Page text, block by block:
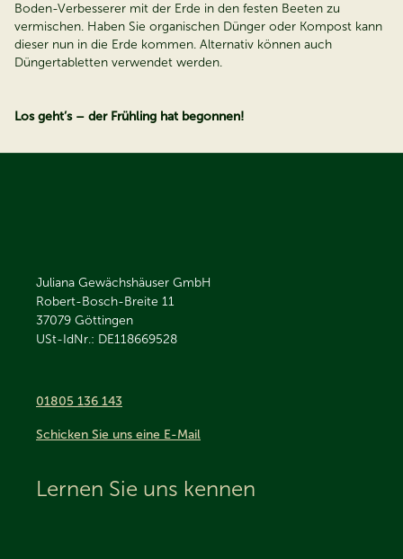
Boden-Verbesserer mit der Erde in den festen Beeten zu
vermischen. Haben Sie organischen Dünger oder Kompost kann
dieser nun in die Erde kommen. Alternativ können auch
Düngertabletten verwendet werden.
Los geht’s – der Frühling hat begonnen!
Juliana Gewächshäuser GmbH
Robert-Bosch-Breite 11
37079 Göttingen
USt-IdNr.: DE118669528
01805 136 143
Schicken Sie uns eine E-Mail
Lernen Sie uns kennen